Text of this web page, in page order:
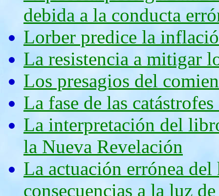
debida a la conducta
Lorber predice la
La resistencia a mitigar
Los presagios del
La fase de las
La interpretación del
la Nueva Revelación
La actuación errónea
consecuencias a la luz